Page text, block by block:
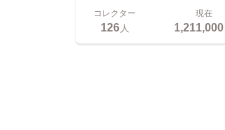
コレクター
126人
現在
1,211,000